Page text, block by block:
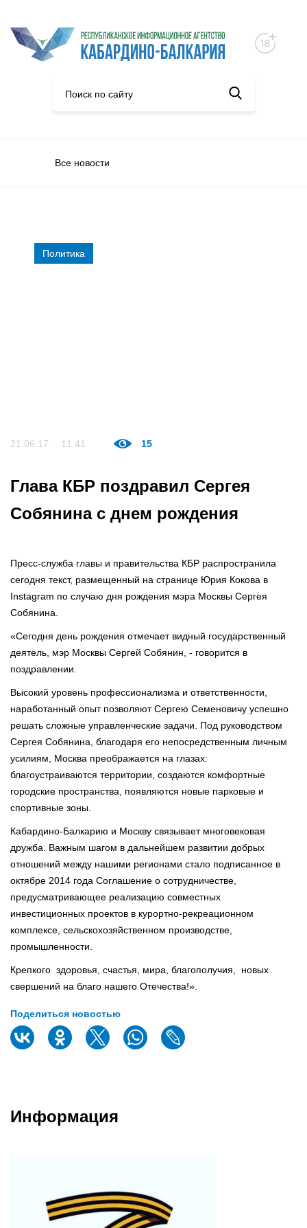
Все новости
Политика
21.06.17 11:41 15
Глава КБР поздравил Сергея
Собянина с днем рождения
Пресс-служба главы и правительства КБР распространила
сегодня текст, размещенный на странице Юрия Кокова в
Instagram по случаю дня рождения мэра Москвы Сергея
Собянина.
«Сегодня день рождения отмечает видный государственный
деятель, мэр Москвы Сергей Собянин, - говорится в
поздравлении.
Высокий уровень профессионализма и ответственности,
наработанный опыт позволяют Сергею Семеновичу успешно
решать сложные управленческие задачи. Под руководством
Сергея Собянина, благодаря его непосредственным личным
усилиям, Москва преображается на глазах:
благоустраиваются территории, создаются комфортные
городские пространства, появляются новые парковые и
спортивные зоны.
Кабардино-Балкарию и Москву связывает многовековая
дружба. Важным шагом в дальнейшем развитии добрых
отношений между нашими регионами стало подписанное в
октябре 2014 года Соглашение о сотрудничестве,
предусматривающее реализацию совместных
инвестиционных проектов в курортно-рекреационном
комплексе, сельскохозяйственном производстве,
промышленности.
Крепкого здоровья, счастья, мира, благополучия, новых
свершений на благо нашего Отечества!».
Поделиться новостью
Информация